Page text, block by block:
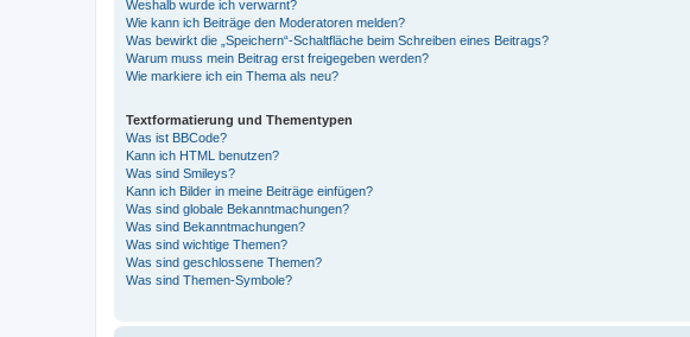
Weshalb wurde ich verwarnt?
Wie kann ich Beiträge den Moderatoren melden?
Was bewirkt die „Speichern“-Schaltfläche beim Schreiben eines Beitrags?
Warum muss mein Beitrag erst freigegeben werden?
Wie markiere ich ein Thema als neu?
Textformatierung und Thementypen
Was ist BBCode?
Kann ich HTML benutzen?
Was sind Smileys?
Kann ich Bilder in meine Beiträge einfügen?
Was sind globale Bekanntmachungen?
Was sind Bekanntmachungen?
Was sind wichtige Themen?
Was sind geschlossene Themen?
Was sind Themen-Symbole?